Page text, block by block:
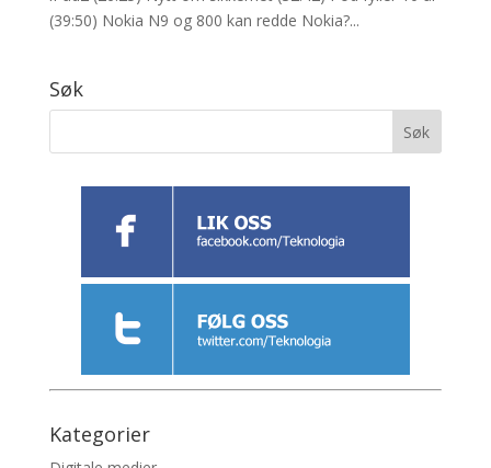
(39:50) Nokia N9 og 800 kan redde Nokia?...
Søk
Kategorier